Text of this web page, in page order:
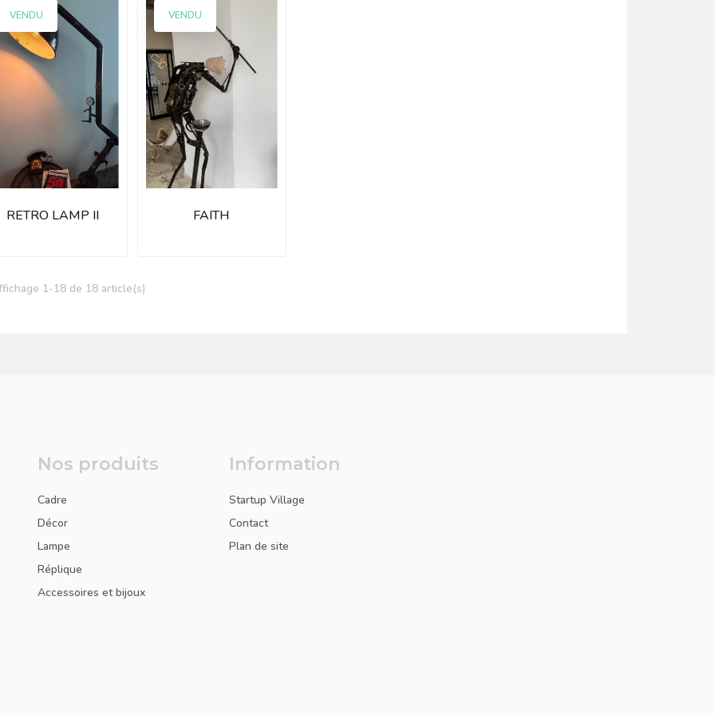
RETRO LAMP II
VENDU
FAITH
VENDU
1-18 de 18 article(s)
Nos produits
Cadre
Décor
Lampe
Réplique
Accessoires et bijoux
Information
Startup Village
Contact
Plan de site